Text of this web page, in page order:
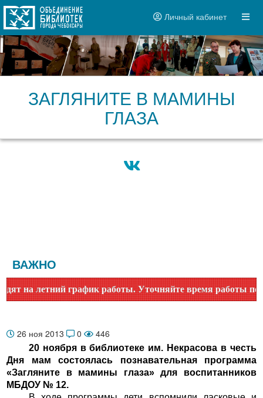
Личный кабинет
ЗАГЛЯНИТЕ В МАМИНЫ
ГЛАЗА
ВАЖНО
на летний график работы. Уточняйте время работы по
26 ноя 2013 0 446
20 ноября в библиотеке им. Некрасова в честь
Дня мам состоялась познавательная программа
«Загляните в мамины глаза» для воспитанников
МБДОУ № 12.